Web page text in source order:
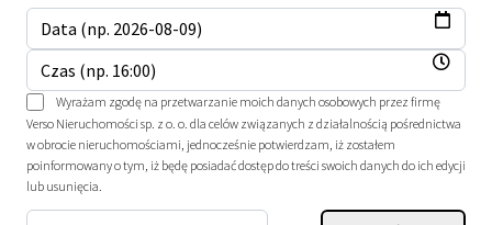
Wyrażam zgodę na przetwarzanie moich danych osobowych przez firmę
Verso Nieruchomości sp. z o. o. dla celów związanych z działalnością pośrednictwa
w obrocie nieruchomościami, jednocześnie potwierdzam, iż zostałem
poinformowany o tym, iż będę posiadać dostęp do treści swoich danych do ich edycji
lub usunięcia.